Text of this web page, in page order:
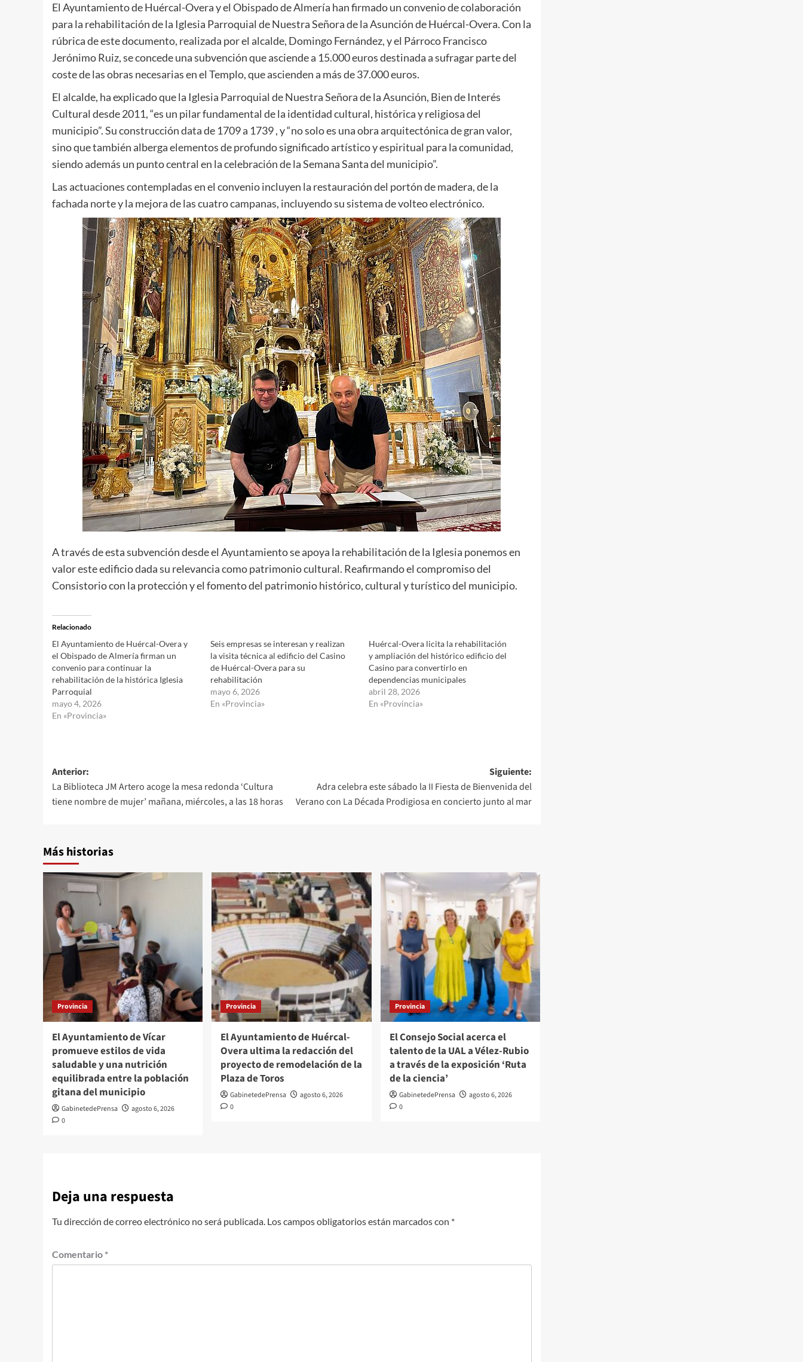
El Ayuntamiento de Huércal-Overa y el Obispado de Almería han firmado un convenio de colaboración
para la rehabilitación de la Iglesia Parroquial de Nuestra Señora de la Asunción de Huércal-Overa. Con la
rúbrica de este documento, realizada por el alcalde, Domingo Fernández, y el Párroco Francisco
Jerónimo Ruiz, se concede una subvención que asciende a 15.000 euros destinada a sufragar parte del
coste de las obras necesarias en el Templo, que ascienden a más de 37.000 euros.
El alcalde, ha explicado que la Iglesia Parroquial de Nuestra Señora de la Asunción, Bien de Interés
Cultural desde 2011, “es un pilar fundamental de la identidad cultural, histórica y religiosa del
municipio”. Su construcción data de 1709 a 1739 , y “no solo es una obra arquitectónica de gran valor,
sino que también alberga elementos de profundo significado artístico y espiritual para la comunidad,
siendo además un punto central en la celebración de la Semana Santa del municipio”.
Las actuaciones contempladas en el convenio incluyen la restauración del portón de madera, de la
fachada norte y la mejora de las cuatro campanas, incluyendo su sistema de volteo electrónico.
A través de esta subvención desde el Ayuntamiento se apoya la rehabilitación de la Iglesia ponemos en
valor este edificio dada su relevancia como patrimonio cultural. Reafirmando el compromiso del
Consistorio con la protección y el fomento del patrimonio histórico, cultural y turístico del municipio.
Relacionado
El Ayuntamiento de Huércal-Overa y
el Obispado de Almería firman un
convenio para continuar la
rehabilitación de la histórica Iglesia
Parroquial
mayo 4, 2026
En «Provincia»
Seis empresas se interesan y realizan
la visita técnica al edificio del Casino
de Huércal-Overa para su
rehabilitación
mayo 6, 2026
En «Provincia»
Huércal-Overa licita la rehabilitación
y ampliación del histórico edificio del
Casino para convertirlo en
dependencias municipales
abril 28, 2026
En «Provincia»
Navegación
de
entradas
Anterior:
La Biblioteca JM Artero acoge la mesa redonda ‘Cultura
tiene nombre de mujer’ mañana, miércoles, a las 18 horas
Siguiente:
Adra celebra este sábado la II Fiesta de Bienvenida del
Verano con La Década Prodigiosa en concierto junto al mar
Más historias
Provincia
El Ayuntamiento de Vícar
promueve estilos de vida
saludable y una nutrición
equilibrada entre la población
gitana del municipio
GabinetedePrensa
agosto 6, 2026
0
Provincia
El Ayuntamiento de Huércal-
Overa ultima la redacción del
proyecto de remodelación de la
Plaza de Toros
GabinetedePrensa
agosto 6, 2026
0
Provincia
El Consejo Social acerca el
talento de la UAL a Vélez-Rubio
a través de la exposición ‘Ruta
de la ciencia’
GabinetedePrensa
agosto 6, 2026
0
Deja una respuesta
Tu dirección de correo electrónico no será publicada. Los campos obligatorios están marcados con *
Comentario *